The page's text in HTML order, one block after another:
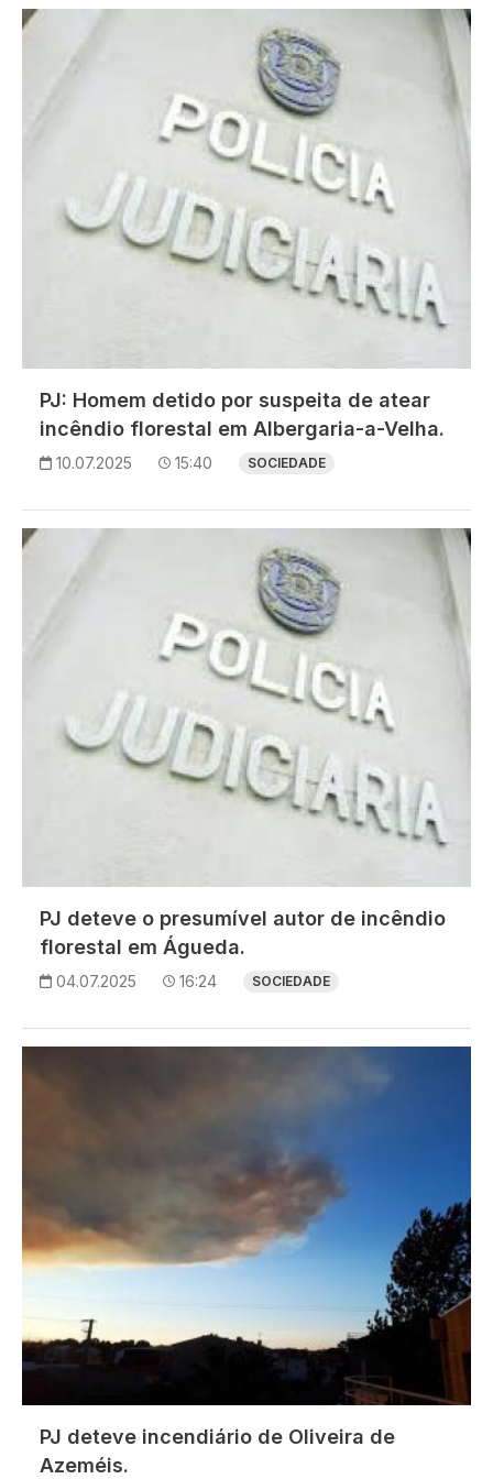
Imagem
PJ: Homem detido por suspeita de atear
incêndio florestal em Albergaria-a-Velha.
10.07.2025 15:40 SOCIEDADE
Imagem
PJ deteve o presumível autor de incêndio
florestal em Águeda.
04.07.2025 16:24 SOCIEDADE
PJ deteve incendiário de Oliveira de
Azeméis.